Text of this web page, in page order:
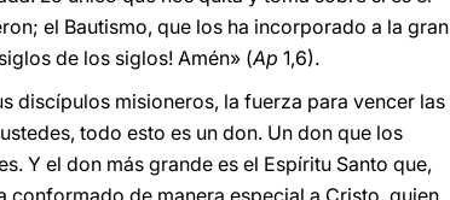
el Bautismo, que los ha incorporado a la gran
de los siglos! Amén» (Ap 1,6).
discípulos misioneros, la fuerza para vencer las
todo esto es un don. Un don que los
Y el don más grande es el Espíritu Santo que,
conformado de manera especial a Cristo, quien